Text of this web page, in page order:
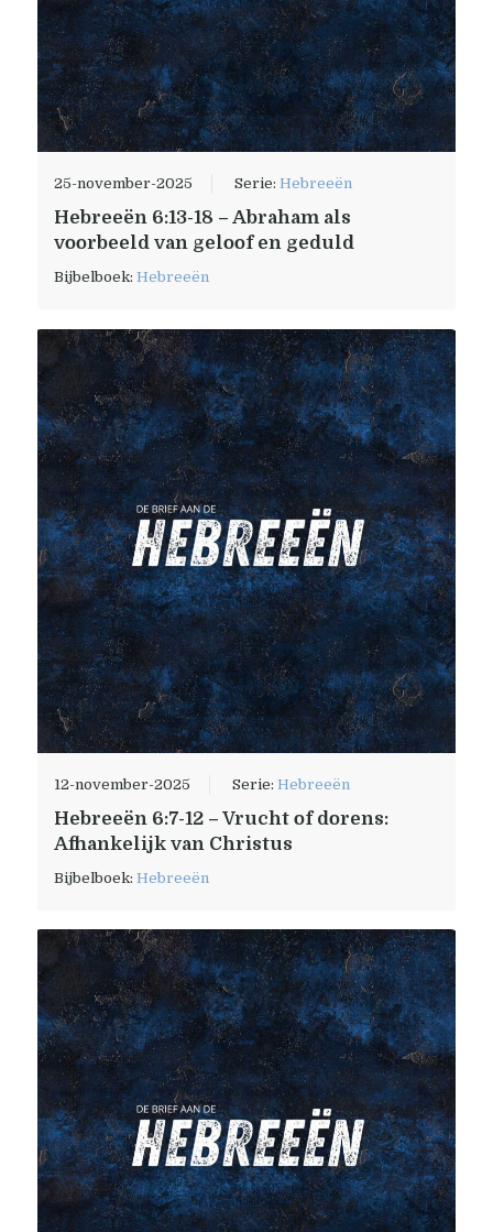
25-november-2025 Serie:Hebreeën
Hebreeën 6:13-18 – Abraham als
voorbeeld van geloof en geduld
Bijbelboek:Hebreeën
12-november-2025 Serie:Hebreeën
Hebreeën 6:7-12 – Vrucht of dorens:
Afhankelijk van Christus
Bijbelboek:Hebreeën